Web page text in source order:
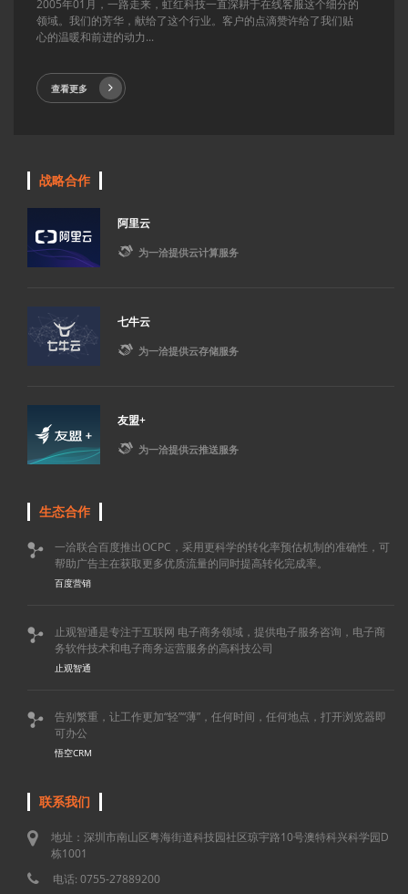
2005年01月，一路走来，虹红科技一直深耕于在线客服这个细分的
领域。我们的芳华，献给了这个行业。客户的点滴赞许给了我们贴
心的温暖和前进的动力...
查看更多
战略合作
阿里云
 为一洽提供云计算服务
七牛云
 为一洽提供云存储服务
友盟+
 为一洽提供云推送服务
生态合作

一洽联合百度推出OCPC，采用更科学的转化率预估机制的准确性，可
帮助广告主在获取更多优质流量的同时提高转化完成率。
百度营销

止观智通是专注于互联网 电子商务领域，提供电子服务咨询，电子商
务软件技术和电子商务运营服务的高科技公司
止观智通

告别繁重，让工作更加“轻”“薄”，任何时间，任何地点，打开浏览器即
可办公
悟空CRM
联系我们
地址：深圳市南山区粤海街道科技园社区琼宇路10号澳特科兴科学园D
栋1001
电话: 0755-27889200